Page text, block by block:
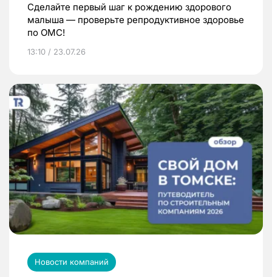
Сделайте первый шаг к рождению здорового
малыша — проверьте репродуктивное здоровье
по ОМС!
13:10 / 23.07.26
Новости компаний